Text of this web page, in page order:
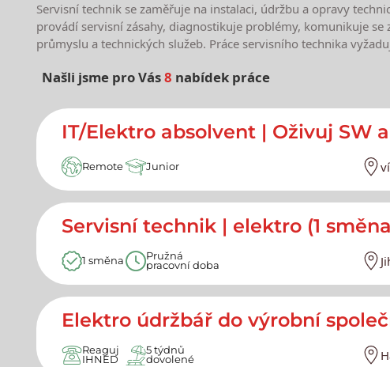
Servisní technik se zaměřuje na instalaci, údržbu a opravy
provádí servisní zásahy, diagnostikuje problémy, komunikuje
průmyslu a technických služeb. Práce servisního technika
Našli jsme pro Vás8 nabídek práce
Nejnovější nabídky práce
IT/Elektro absolvent | Oživuj SW
Remote Junior
Servisní technik | elektro (1
1 směna
Pružná
pracovní doba
Elektro údržbář do výrobní
Reaguj
IHNED
5 týdnů
dovolené